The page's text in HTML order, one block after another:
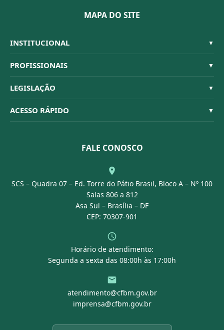
MAPA DO SITE
INSTITUCIONAL ▼
Sistema CFBM
Quem Somos
Organograma
Conselheiros
PROFISSIONAIS ▼
Habilitações
Código de Ética
Dúvidas Frequentes
LEGISLAÇÃO ▼
Resoluções
ACESSO RÁPIDO ▼
Portal Transparência
FALE CONOSCO
SCS – Quadra 07 – Ed. Torre do Pátio Brasil, Bloco A – Nº 100
Salas 806 a 812
Asa Sul – Brasília – DF
CEP: 70307-901
Horário de atendimento:
Segunda a sexta das 08:00h às 17:00h
atendimento@cfbm.gov.br
imprensa@cfbm.gov.br